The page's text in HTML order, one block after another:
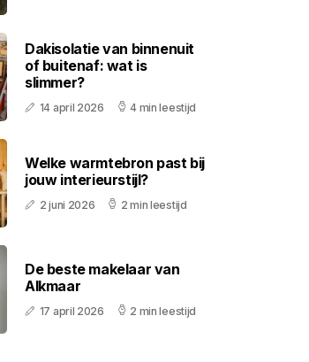
Dakisolatie van binnenuit
of buitenaf: wat is
slimmer?
14 april 2026 4 min leestijd
Welke warmtebron past bij
jouw interieurstijl?
2 juni 2026 2 min leestijd
De beste makelaar van
Alkmaar
17 april 2026 2 min leestijd